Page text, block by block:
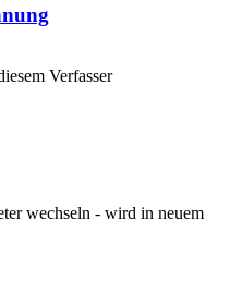
Verfasser
wechseln - wird in neuem